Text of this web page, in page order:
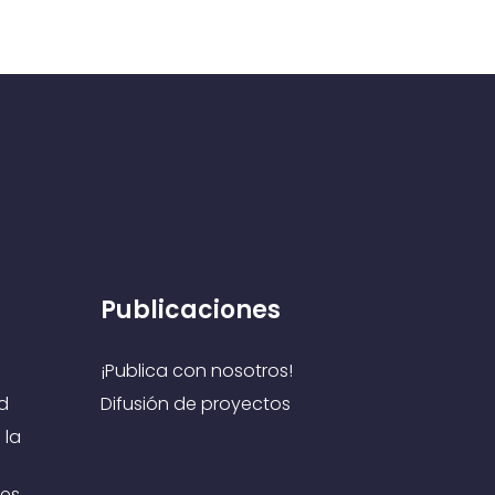
la
Publicaciones
¡Publica con nosotros!
Difusión de proyectos